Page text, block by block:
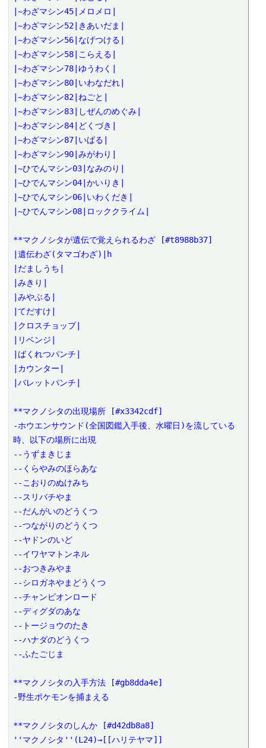
|~わざマシン45|メロメロ|
|~わざマシン52|きあいだま|
|~わざマシン56|なげつける|
|~わざマシン58|こらえる|
|~わざマシン78|ゆうわく|
|~わざマシン80|いわなだれ|
|~わざマシン82|ねごと|
|~わざマシン83|しぜんのめぐみ|
|~わざマシン84|どくづき|
|~わざマシン87|いばる|
|~わざマシン90|みがわり|
|~ひでんマシン03|なみのり|
|~ひでんマシン04|かいりき|
|~ひでんマシン06|いわくだき|
|~ひでんマシン08|ロッククライム|
**マクノシタが遺伝で覚えられるわざ [#t8988b37]
|遺伝わざ(タマゴわざ)|h
|だましうち|
|みきり|
|みやぶる|
|てだすけ|
|クロスチョップ|
|リベンジ|
|ばくれつパンチ|
|カウンター|
|バレットパンチ|
**マクノシタの出現場所 [#x3342cdf]
-ホウエンサウンド(全国図鑑入手後、水曜日)を流している
時、以下の場所に出現
--うずまきじま
--くらやみのほらあな
--こおりのぬけみち
--スリバチやま
--だんがいのどうくつ
--つながりのどうくつ
--ヤドンのいど
--イワヤマトンネル
--おつきみやま
--シロガネやまどうくつ
--チャンピオンロード
--ディグダのあな
--トージョウのたき
--ハナダのどうくつ
--ふたごじま
**マクノシタの入手方法 [#gb8dda4e]
-野生ポケモンを捕まえる
**マクノシタのしんか [#d42db8a8]
''マクノシタ''(L24)→[[ハリテヤマ]]